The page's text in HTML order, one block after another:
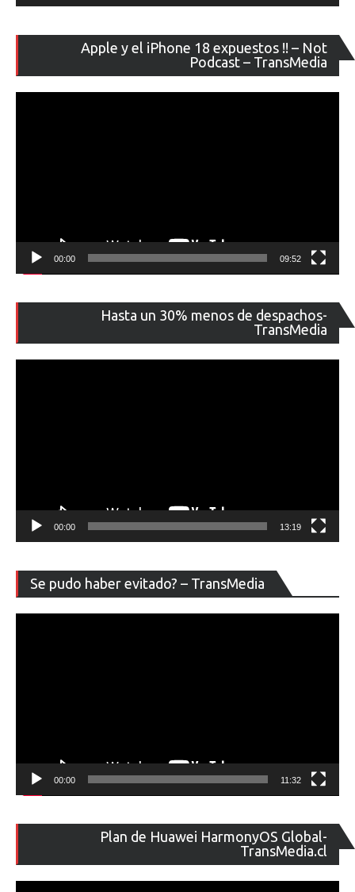
Apple y el iPhone 18 expuestos !! – Not
Podcast – TransMedia
de
00:00 09:52
Hasta un 30% menos de despachos-
TransMedia
de
00:00 13:19
Se pudo haber evitado? – TransMedia
de
00:00 11:32
Plan de Huawei HarmonyOS Global-
TransMedia.cl
de